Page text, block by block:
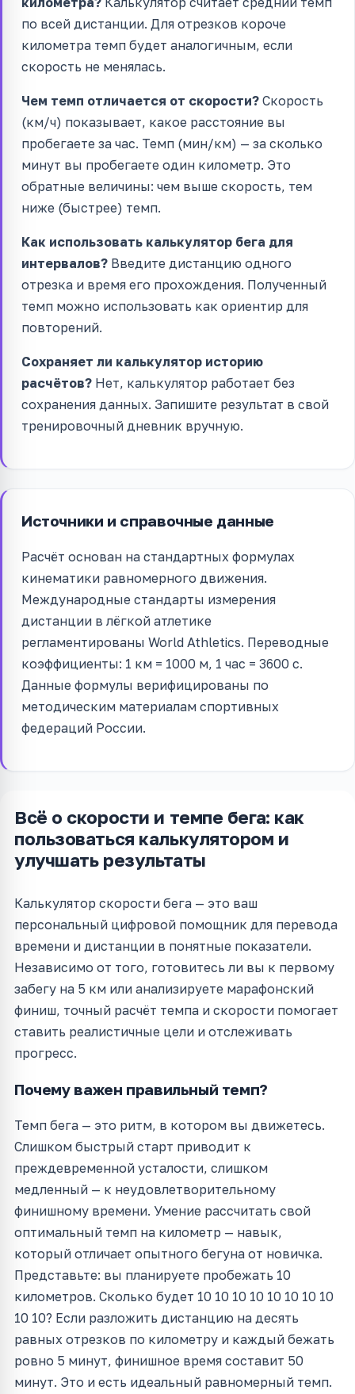
по всей дистанции. Для отрезков короче
километра темп будет аналогичным, если
скорость не менялась.
Чем темп отличается от скорости? Скорость
(км/ч) показывает, какое расстояние вы
пробегаете за час. Темп (мин/км) — за сколько
минут вы пробегаете один километр. Это
обратные величины: чем выше скорость, тем
ниже (быстрее) темп.
Как использовать калькулятор бега для
интервалов? Введите дистанцию одного
отрезка и время его прохождения. Полученный
темп можно использовать как ориентир для
повторений.
Сохраняет ли калькулятор историю
расчётов? Нет, калькулятор работает без
сохранения данных. Запишите результат в свой
тренировочный дневник вручную.
Источники и справочные данные
Расчёт основан на стандартных формулах
кинематики равномерного движения.
Международные стандарты измерения
дистанции в лёгкой атлетике
регламентированы World Athletics. Переводные
коэффициенты: 1 км = 1000 м, 1 час = 3600 с.
Данные формулы верифицированы по
методическим материалам спортивных
федераций России.
Всё о скорости и темпе бега: как
пользоваться калькулятором и
улучшать результаты
Калькулятор скорости бега — это ваш
персональный цифровой помощник для перевода
времени и дистанции в понятные показатели.
Независимо от того, готовитесь ли вы к первому
забегу на 5 км или анализируете марафонский
финиш, точный расчёт темпа и скорости помогает
ставить реалистичные цели и отслеживать
прогресс.
Почему важен правильный темп?
Темп бега — это ритм, в котором вы движетесь.
Слишком быстрый старт приводит к
преждевременной усталости, слишком
медленный — к неудовлетворительному
финишному времени. Умение рассчитать свой
оптимальный темп на километр — навык,
который отличает опытного бегуна от новичка.
Представьте: вы планируете пробежать 10
километров. Сколько будет 10 10 10 10 10 10 10 10
10 10? Если разложить дистанцию на десять
равных отрезков по километру и каждый бежать
ровно 5 минут, финишное время составит 50
минут. Это и есть идеальный равномерный темп.